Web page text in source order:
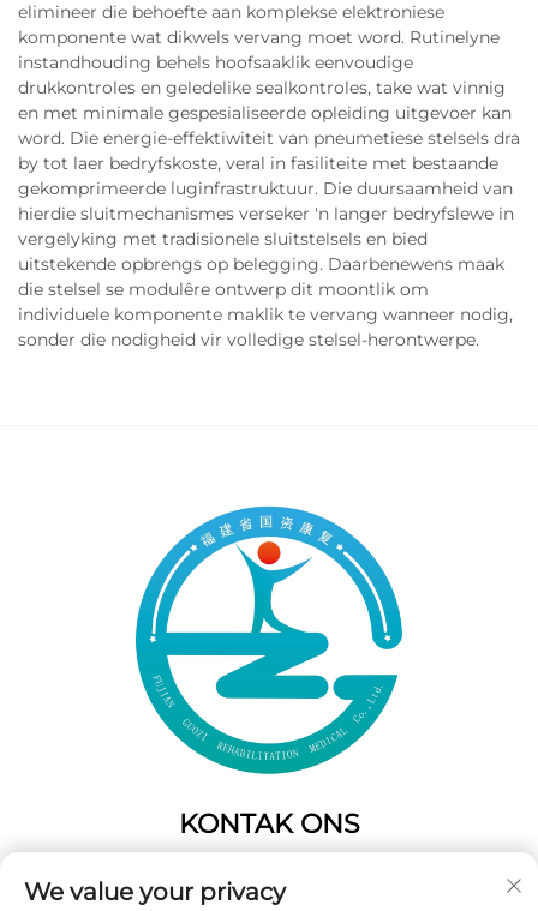
elimineer die behoefte aan komplekse elektroniese
komponente wat dikwels vervang moet word. Rutinelyne
instandhouding behels hoofsaaklik eenvoudige
drukkontroles en geledelike sealkontroles, take wat vinnig
en met minimale gespesialiseerde opleiding uitgevoer kan
word. Die energie-effektiwiteit van pneumetiese stelsels dra
by tot laer bedryfskoste, veral in fasiliteite met bestaande
gekomprimeerde luginfrastruktuur. Die duursaamheid van
hierdie sluitmechanismes verseker 'n langer bedryfslewe in
vergelyking met tradisionele sluitstelsels en bied
uitstekende opbrengs op belegging. Daarbenewens maak
die stelsel se modulêre ontwerp dit moontlik om
individuele komponente maklik te vervang wanneer nodig,
sonder die nodigheid vir volledige stelsel-herontwerpe.
KONTAK ONS
Fuzhou,Fujian,China
We value your privacy